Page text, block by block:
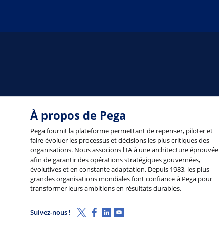
À propos de Pega
Pega fournit la plateforme permettant de repenser, piloter et
faire évoluer les processus et décisions les plus critiques des
organisations. Nous associons l'IA à une architecture éprouvée
afin de garantir des opérations stratégiques gouvernées,
évolutives et en constante adaptation. Depuis 1983, les plus
grandes organisations mondiales font confiance à Pega pour
transformer leurs ambitions en résultats durables.
Suivez-nous ! X (Twitter)
Facebook
Linkedin
Youtube